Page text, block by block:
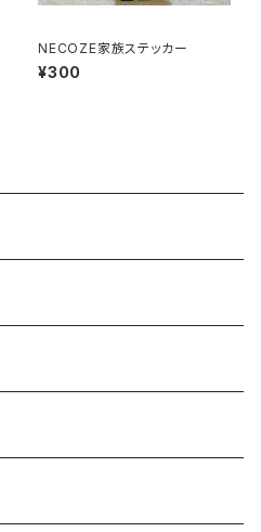
NECOZE家族ステッカー
¥300